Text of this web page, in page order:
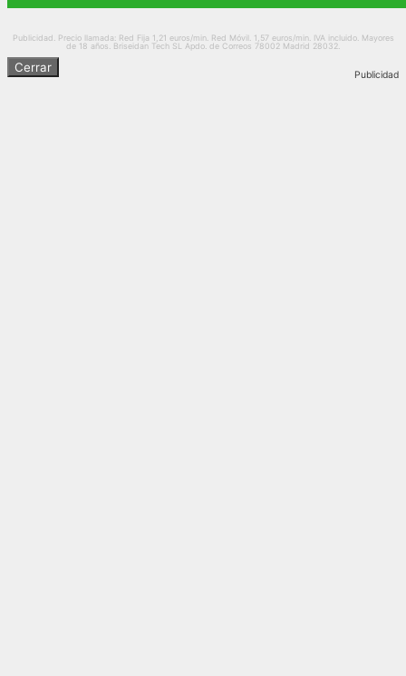
Publicidad. Precio llamada: Red Fija 1,21 euros/min. Red Móvil. 1,57 euros/min. IVA incluido. Mayores
de 18 años. Briseidan Tech SL Apdo. de Correos 78002 Madrid 28032.
Publicidad
Cerrar